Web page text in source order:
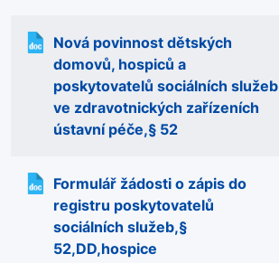
Nová povinnost dětských
domovů, hospiců a
poskytovatelů sociálních služeb
ve zdravotnických zařízeních
ústavní péče,§ 52
Formulář žádosti o zápis do
registru poskytovatelů
sociálních služeb,§
52,DD,hospice